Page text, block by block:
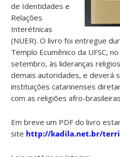
de Identidades e
Relações
Interétnicas
(NUER). O livro foi entregue
Templo Ecumênico da UFSC,
setembro, às lideranças
demais autoridades, e deverá
instituições catarinenses
com as religiões afro-
Em breve um PDF do livro
site http://kadila.net.br/